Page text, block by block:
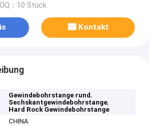
：10 Stück
Kontakt
Gewindebohrstange rund,
Sechskantgewindebohrstange,
Hard Rock Gewindebohrstange
CHINA